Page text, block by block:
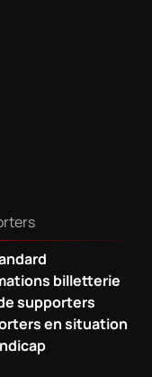
billetterie
supporters
en situation